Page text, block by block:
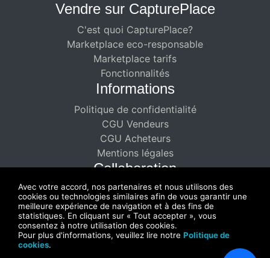
Vendre sur CapturePlace
C'est quoi CapturePlace?
Marketplace eco-responsable
Marketplace tarifs
Fonctionnalités
Informations
Politique de confidentialité
CGU Vendeurs
CGU Acheteurs
Mentions légales
Collaboration
Partenariat rémunéré
Profitez d'une collaboration doublement
rémunératrice
Avec votre accord, nos partenaires et nous utilisons des
cookies ou technologies similaires afin de vous garantir une
meilleure expérience de navigation et à des fins de
statistiques. En cliquant sur « Tout accepter », vous
consentez à notre utilisation des cookies.
Pour plus d'informations, veuillez lire notre Politique de
cookies.